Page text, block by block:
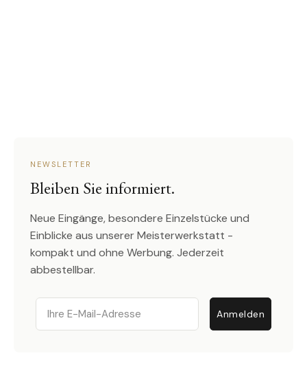
NEWSLETTER
Bleiben Sie informiert.
Neue Eingänge, besondere Einzelstücke und
Einblicke aus unserer Meisterwerkstatt -
kompakt und ohne Werbung. Jederzeit
abbestellbar.
Email
Anmelden